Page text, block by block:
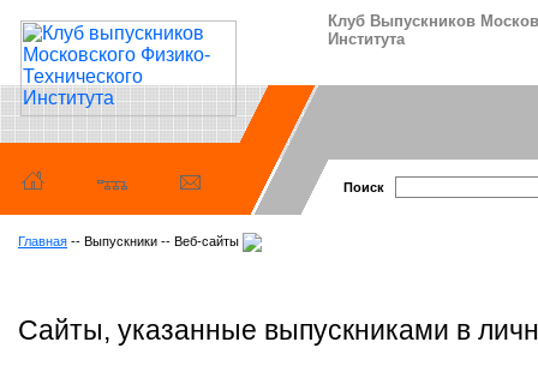
Клуб Выпускников
Института
Поиск
Главная -- Выпускники -- Веб-сайты
Сайты, указанные выпускниками в